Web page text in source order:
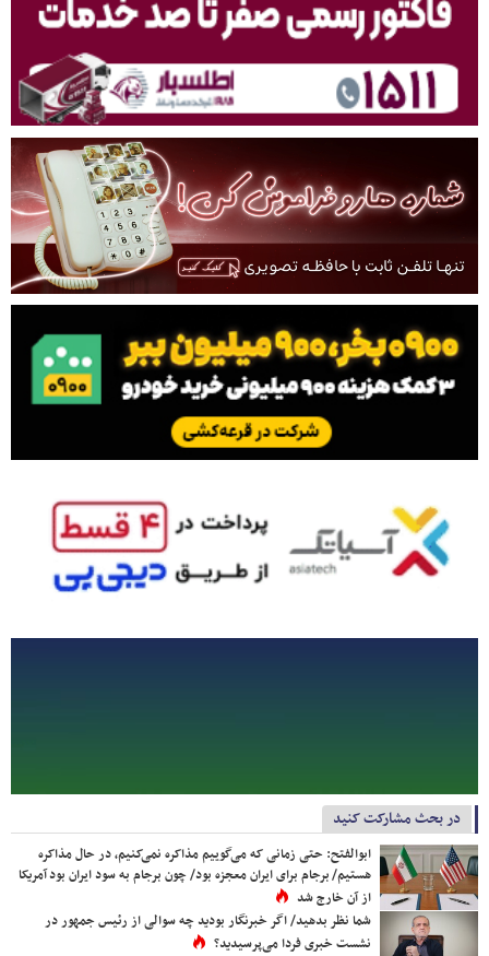
در بحث مشارکت کنید
ابوالفتح: حتی زمانی که می‌گوییم مذاکره نمی‌کنیم، در حال مذاکره
هستیم/ برجام برای ایران معجزه بود/ چون برجام به سود ایران بود آمریکا
از آن خارج شد
شما نظر بدهید/ اگر خبرنگار بودید چه سوالی از رئیس جمهور در
نشست خبری فردا می‌پرسیدید؟